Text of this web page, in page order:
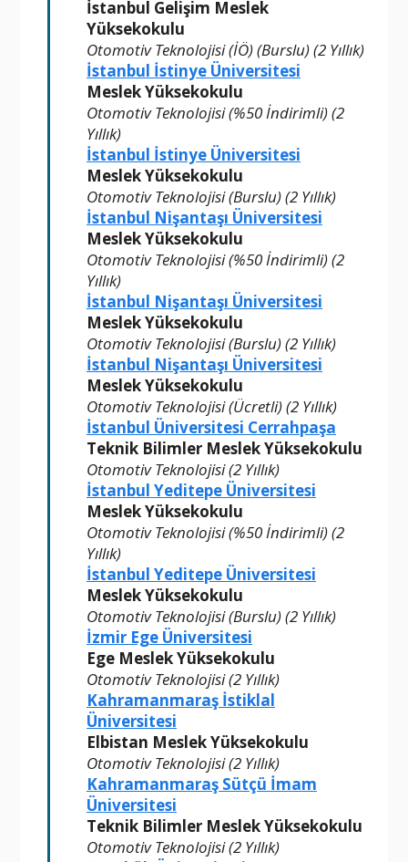
İstanbul Gelişim Meslek
Yüksekokulu
Otomotiv Teknolojisi (İÖ) (Burslu) (2 Yıllık)
İstanbul İstinye Üniversitesi
Meslek Yüksekokulu
Otomotiv Teknolojisi (%50 İndirimli) (2
Yıllık)
İstanbul İstinye Üniversitesi
Meslek Yüksekokulu
Otomotiv Teknolojisi (Burslu) (2 Yıllık)
İstanbul Nişantaşı Üniversitesi
Meslek Yüksekokulu
Otomotiv Teknolojisi (%50 İndirimli) (2
Yıllık)
İstanbul Nişantaşı Üniversitesi
Meslek Yüksekokulu
Otomotiv Teknolojisi (Burslu) (2 Yıllık)
İstanbul Nişantaşı Üniversitesi
Meslek Yüksekokulu
Otomotiv Teknolojisi (Ücretli) (2 Yıllık)
İstanbul Üniversitesi Cerrahpaşa
Teknik Bilimler Meslek Yüksekokulu
Otomotiv Teknolojisi (2 Yıllık)
İstanbul Yeditepe Üniversitesi
Meslek Yüksekokulu
Otomotiv Teknolojisi (%50 İndirimli) (2
Yıllık)
İstanbul Yeditepe Üniversitesi
Meslek Yüksekokulu
Otomotiv Teknolojisi (Burslu) (2 Yıllık)
İzmir Ege Üniversitesi
Ege Meslek Yüksekokulu
Otomotiv Teknolojisi (2 Yıllık)
Kahramanmaraş İstiklal
Üniversitesi
Elbistan Meslek Yüksekokulu
Otomotiv Teknolojisi (2 Yıllık)
Kahramanmaraş Sütçü İmam
Üniversitesi
Teknik Bilimler Meslek Yüksekokulu
Otomotiv Teknolojisi (2 Yıllık)